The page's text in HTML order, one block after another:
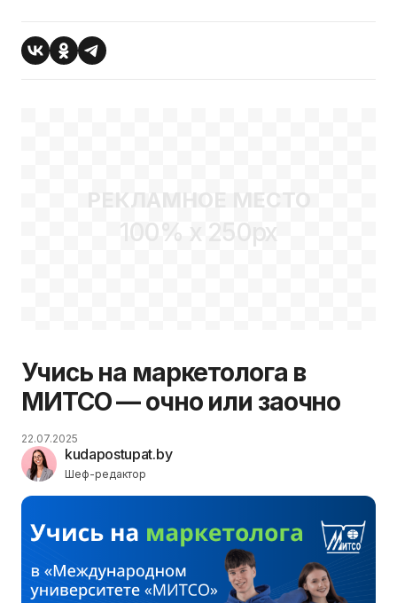
РЕКЛАМНОЕ МЕСТО
100% x 250px
Учись на маркетолога в
МИТСО — очно или заочно
kudapostupat.by
Шеф-редактор
22.07.2025